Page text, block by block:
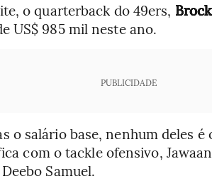
o quarterback do 49ers,
US$ 985 mil neste ano.
PUBLICIDADE
o salário base, nenhum deles é
com o tackle ofensivo,
Samuel.